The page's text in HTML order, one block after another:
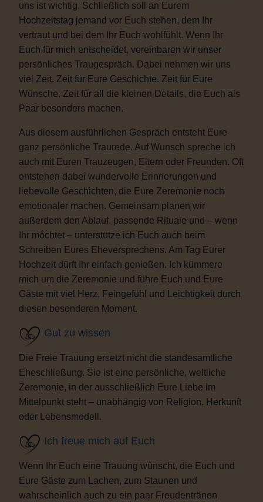
uns ist wichtig. Schließlich soll an Eurem
Hochzeitstag jemand vor Euch stehen, dem Ihr
vertraut und bei dem Ihr Euch wohlfühlt. Wenn Ihr
Euch für mich entscheidet, vereinbaren wir unser
persönliches Traugespräch. Dabei nehmen wir uns
viel Zeit. Zeit für Eure Geschichte. Zeit für Eure
Wünsche. Zeit für all die kleinen Details, die Euch als
Paar besonders machen.
Aus diesem ausführlichen Gespräch entsteht Eure
ganz persönliche Traurede. Auf Wunsch spreche ich
auch mit Euren Trauzeugen, Eltern oder Freunden. Oft
entstehen dabei wundervolle Erinnerungen und
liebevolle Geschichten, die Eure Zeremonie noch
emotionaler machen. Gemeinsam planen wir
außerdem den Ablauf, passende Rituale und – wenn
Ihr möchtet – unterstütze ich Euch auch beim
Schreiben Eures Eheversprechens. Am Tag Eurer
Hochzeit dürft Ihr einfach genießen. Ich kümmere
mich um die Zeremonie und führe Euch und Eure
Gäste mit viel Herz, Feingefühl und Leichtigkeit durch
diesen besonderen Moment.
Gut zu wissen
Die Freie Trauung ersetzt nicht die standesamtliche
Eheschließung. Sie ist eine persönliche, weltliche
Zeremonie, in der ausschließlich Eure Liebe im
Mittelpunkt steht – unabhängig von Religion, Herkunft
oder Lebensmodell.
Ich freue mich auf Euch
Wenn Ihr Euch eine Trauung wünscht, die Euch und
Eure Gäste zum Lachen, zum Staunen und
wahrscheinlich auch zu ein paar Freudentränen